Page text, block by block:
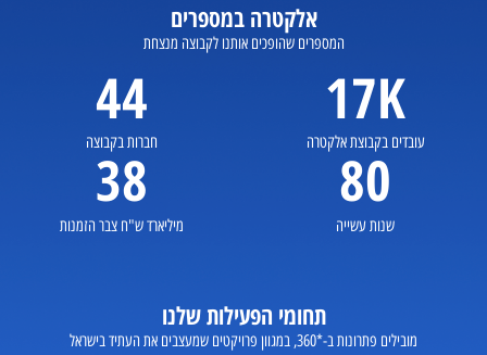
אלקטרה במספרים
המספרים שהופכים אותנו לקבוצה מנצחת
17K
עובדים בקבוצת אלקטרה
44
חברות בקבוצה 80
שנות עשייה
38
מיליארד ש"ח צבר הזמנות
תחומי הפעילות שלנו
מובילים פתרונות ב-*360, במגוון פרויקטים שמעצבים את העתיד בישראל